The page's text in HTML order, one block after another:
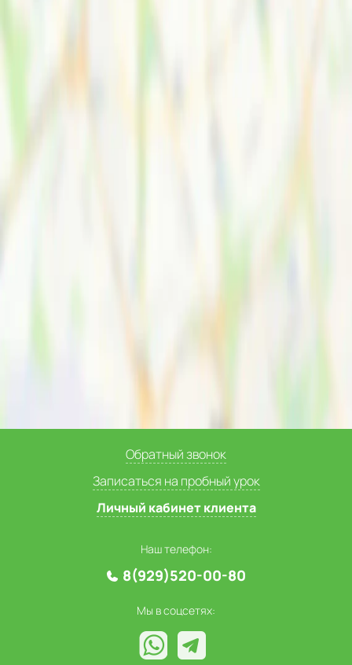
Обратный звонок
Записаться на пробный урок
Личный кабинет клиента
Наш телефон:
8(929)520-00-80
Мы в соцсетях: